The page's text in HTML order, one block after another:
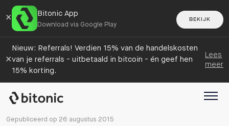
× Bitonic App
Download via Google Play
BEKIJK
×
Nieuw: Referrals! Verdien 15% van de handelskosten
van je referrals - uitbetaald in bitcoin - én geef hen
15% korting.
Lees
meer
Gepubliceerd op 26 augustus 2015